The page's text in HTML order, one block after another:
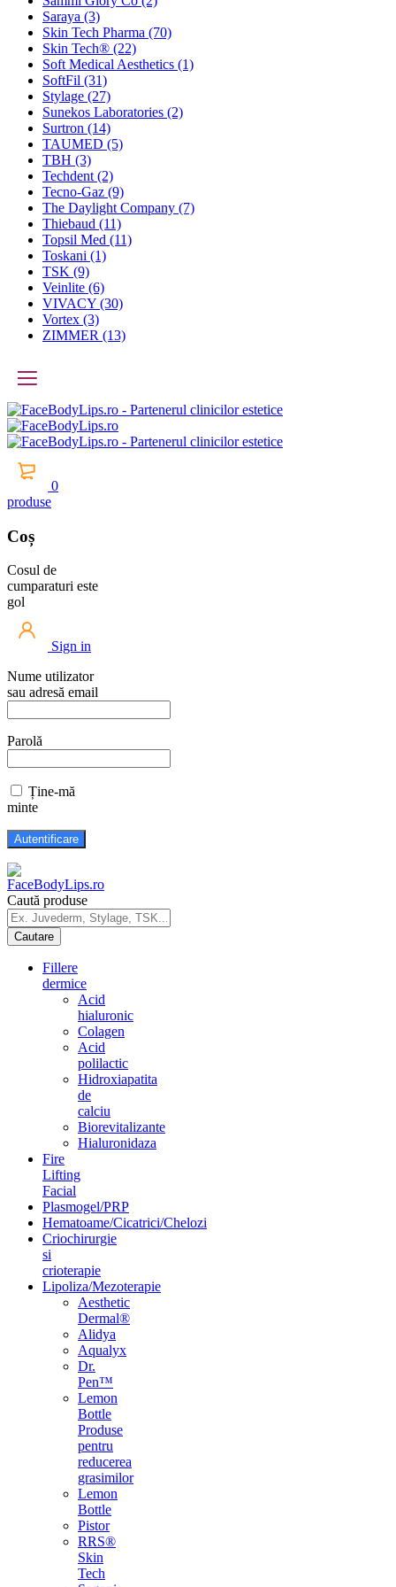
Saraya (3)
Skin Tech Pharma (70)
Skin Tech® (22)
Soft Medical Aesthetics (1)
SoftFil (31)
Stylage (27)
Sunekos Laboratories (2)
Surtron (14)
TAUMED (5)
TBH (3)
Techdent (2)
Tecno-Gaz (9)
The Daylight Company (7)
Thiebaud (11)
Topsil Med (11)
Toskani (1)
TSK (9)
Veinlite (6)
VIVACY (30)
Vortex (3)
ZIMMER (13)
0
produse
Coș
Cosul de
cumparaturi este
gol
Sign in
Nume utilizator
sau adresă email
Parolă
Ține-mă
minte
Caută produse
Fillere
dermice
Acid
hialuronic
Colagen
Acid
polilactic
Hidroxiapatita
de
calciu
Biorevitalizante
Hialuronidaza
Fire
Lifting
Facial
Plasmogel/PRP
Hematoame/Cicatrici/Chelozi
Criochirurgie
si
crioterapie
Lipoliza/Mezoterapie
Aesthetic
Dermal®
Alidya
Aqualyx
Dr.
Pen™
Lemon
Bottle
Produse
pentru
reducerea
grasimilor
Lemon
Bottle
Pistor
RRS®
Skin
Tech